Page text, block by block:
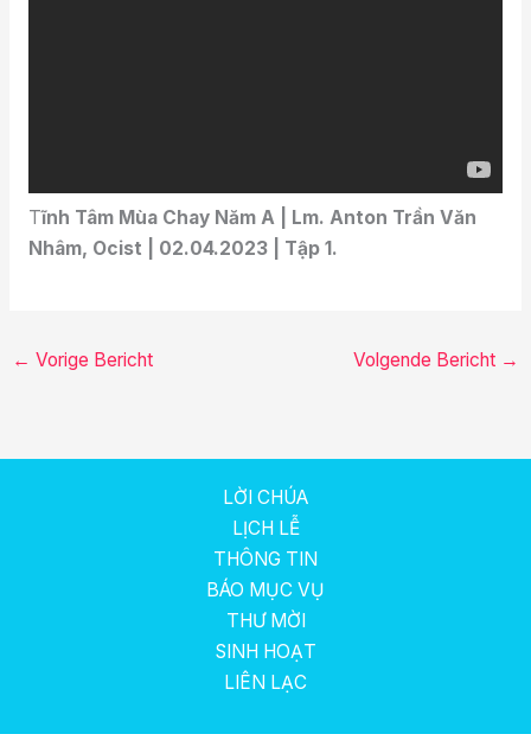
Tĩnh Tâm Mùa Chay Năm A | Lm. Anton Trần Văn
Nhâm, Ocist | 02.04.2023 | Tập 1.
← Vorige Bericht Volgende Bericht →
LỜI CHÚA
LỊCH LỄ
THÔNG TIN
BÁO MỤC VỤ
THƯ MỜI
SINH HOẠT
LIÊN LẠC